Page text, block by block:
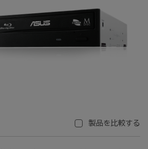
製品を比較する